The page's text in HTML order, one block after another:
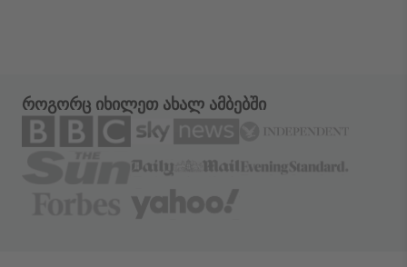
როგორც იხილეთ ახალ ამბებში